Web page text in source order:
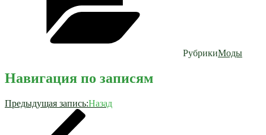
РубрикиМоды
Навигация по записям
Предыдущая запись:Назад